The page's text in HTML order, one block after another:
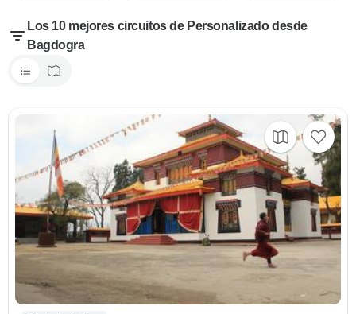
Los 10 mejores circuitos de Personalizado desde
Bagdogra